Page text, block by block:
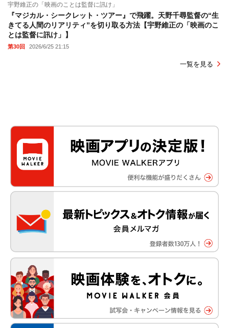
宇野維正の「映画のことは監督に訊け」
『マジカル・シークレット・ツアー』で飛躍。天野千尋監督の“生
きてる人間のリアリティ”を切り取る方法【宇野維正の「映画のこ
とは監督に訊け」】
第30回 2026/6/25 21:15
一覧を見る